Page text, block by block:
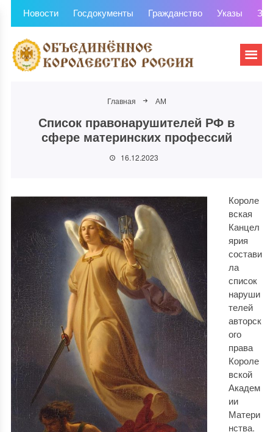
Новости Госдокументы Гражданство Указы
Главная АМ
Список правонарушителей РФ в
сфере материнских профессий
16.12.2023
Короле
вская
Канцел
ярия
состави
ла
список
наруши
телей
авторск
ого
права
Короле
вской
Академ
ии
Матери
нства.